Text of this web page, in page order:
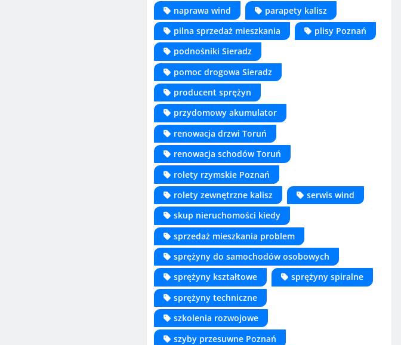
naprawa wind
parapety kalisz
pilna sprzedaż mieszkania
plisy Poznań
podnośniki Sieradz
pomoc drogowa Sieradz
producent sprężyn
przydomowy akumulator
renowacja drzwi Toruń
renowacja schodów Toruń
rolety rzymskie Poznań
rolety zewnętrzne kalisz
serwis wind
skup nieruchomości kiedy
sprzedaż mieszkania problem
sprężyny do samochodów osobowych
sprężyny kształtowe
sprężyny spiralne
sprężyny techniczne
szkolenia rozwojowe
szyby przesuwne Poznań